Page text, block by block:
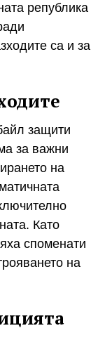
република
са и за
защити
за важни
на
Като
споменати
на